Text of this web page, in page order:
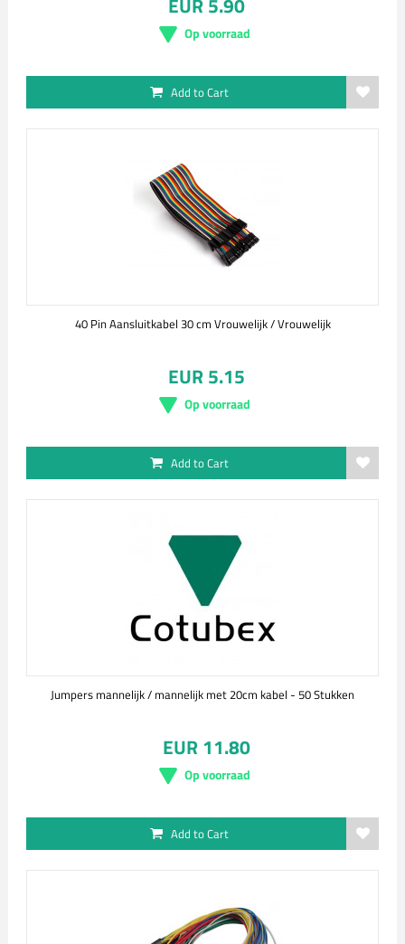
Op voorraad
Add to Cart
40 Pin Aansluitkabel 30 cm Vrouwelijk / Vrouwelijk
EUR 5.15
Op voorraad
Add to Cart
Jumpers mannelijk / mannelijk met 20cm kabel - 50 Stukken
EUR 11.80
Op voorraad
Add to Cart